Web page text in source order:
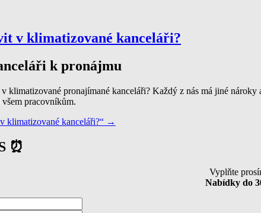
v klimatizované kanceláři?
k pronájmu
klimatizované pronajímané kanceláři? Každý z nás má jiné
pracovníkům.
klimatizované kanceláři?“ →
⏰
Vyplňte
Nabídky do